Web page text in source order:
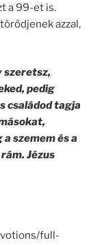
a 99-et is.
azzal,
szeretsz,
pedig
családod tagja
szemem és a
Jézus
full-